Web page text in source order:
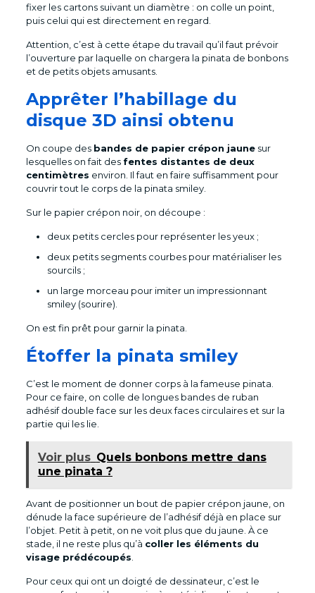
fixer les cartons suivant un diamètre : on colle un point,
puis celui qui est directement en regard.
Attention, c’est à cette étape du travail qu’il faut prévoir
l’ouverture par laquelle on chargera la pinata de bonbons
et de petits objets amusants.
Apprêter l’habillage du
disque 3D ainsi obtenu
On coupe des bandes de papier crépon jaunesur
lesquelles on fait des fentes distantes de deux
centimètres environ. Il faut en faire suffisamment pour
couvrir tout le corps de la pinata smiley.
Sur le papier crépon noir, on découpe :
deux petits cercles pour représenter les yeux ;
deux petits segments courbes pour matérialiser les
sourcils ;
un large morceau pour imiter un impressionnant
smiley (sourire).
On est fin prêt pour garnir la pinata.
Étoffer la pinata smiley
C’est le moment de donner corps à la fameuse pinata.
Pour ce faire, on colle de longues bandes de ruban
adhésif double face sur les deux faces circulaires et sur la
partie qui les lie.
Voir plus Quels bonbons mettre dans
une pinata ?
Avant de positionner un bout de papier crépon jaune, on
dénude la face supérieure de l’adhésif déjà en place sur
l’objet. Petit à petit, on ne voit plus que du jaune. À ce
stade, il ne reste plus qu’à coller les éléments du
visage prédécoupés
Pour ceux qui ont un doigté de dessinateur, c’est le